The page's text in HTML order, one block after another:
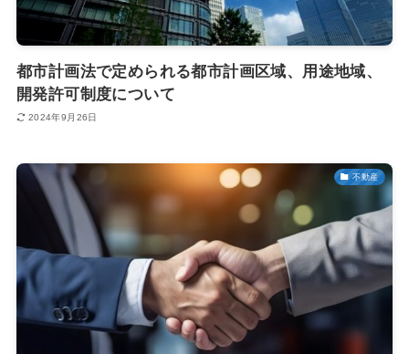
都市計画法で定められる都市計画区域、用途地域、
開発許可制度について
2024年9月26日
不動産